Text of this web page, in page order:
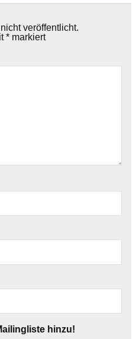
veröffentlicht.
* markiert
hinzu!